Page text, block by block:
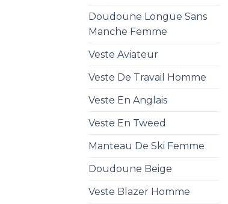
Doudoune Longue Sans
Manche Femme
Veste Aviateur
Veste De Travail Homme
Veste En Anglais
Veste En Tweed
Manteau De Ski Femme
Doudoune Beige
Veste Blazer Homme